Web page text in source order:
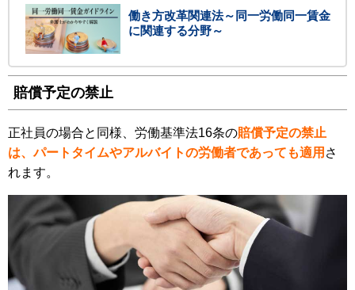
働き方改革関連法～同一労働同一賃金
に関連する分野～
賠償予定の禁止
正社員の場合と同様、労働基準法16条の賠償予定の禁止
は、パートタイムやアルバイトの労働者であっても適用 さ
れます。